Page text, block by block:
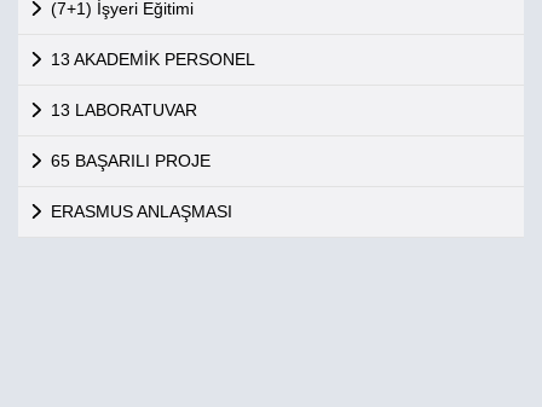
(7+1) İşyeri Eğitimi
13 AKADEMİK PERSONEL
13 LABORATUVAR
65 BAŞARILI PROJE
ERASMUS ANLAŞMASI